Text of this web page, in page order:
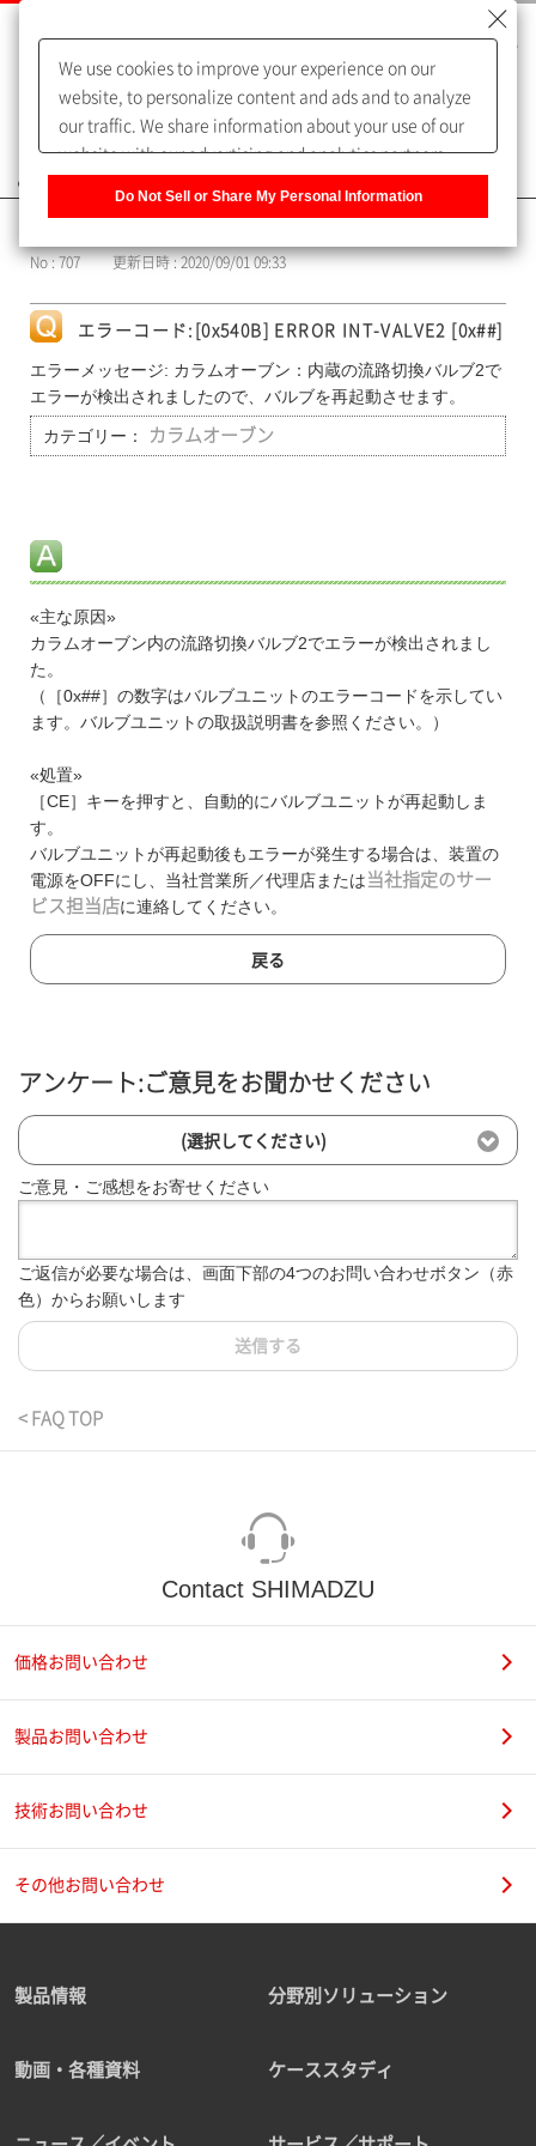
よくあるご質問（FAQ）
No : 707 更新日時 : 2020/09/01 09:33
エラーコード:[0x540B] ERROR INT-VALVE2 [0x##]
エラーメッセージ: カラムオーブン：内蔵の流路切換バルブ2で
エラーが検出されましたので、バルブを再起動させます。
カテゴリー： カラムオーブン
«主な原因»
カラムオーブン内の流路切換バルブ2でエラーが検出されまし
た。
（［0x##］の数字はバルブユニットのエラーコードを示してい
ます。バルブユニットの取扱説明書を参照ください。）
«処置»
［CE］キーを押すと、自動的にバルブユニットが再起動しま
す。
バルブユニットが再起動後もエラーが発生する場合は、装置の
電源をOFFにし、当社営業所／代理店または 当社指定のサー
ビス担当店に連絡してください。
戻る
アンケート:ご意見をお聞かせください
(選択してください)
ご意見・ご感想をお寄せください
ご返信が必要な場合は、画面下部の4つのお問い合わせボタン（赤
色）からお願いします
送信する
< FAQ TOP
Contact SHIMADZU
価格お問い合わせ
製品お問い合わせ
技術お問い合わせ
その他お問い合わせ
製品情報 分野別ソリューション
動画・各種資料 ケーススタディ
We use cookies to improve your experience on our
website, to personalize content and ads and to analyze
our traffic. We share information about your use of our
website with our advertising and analytics partners,
of our sharing information about you with our partners.
Information] to customize your cookie settings on our
Do Not Sell or Share My Personal Information